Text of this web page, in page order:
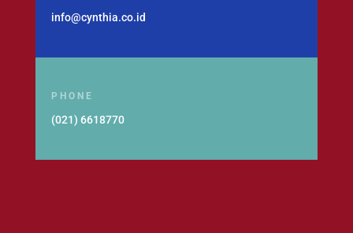
info@cynthia.co.id
PHONE
(021) 6618770